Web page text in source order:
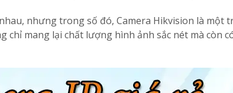
nhưng trong số đó, Camera Hikvision là một
chỉ mang lại chất lượng hình ảnh sắc nét mà còn